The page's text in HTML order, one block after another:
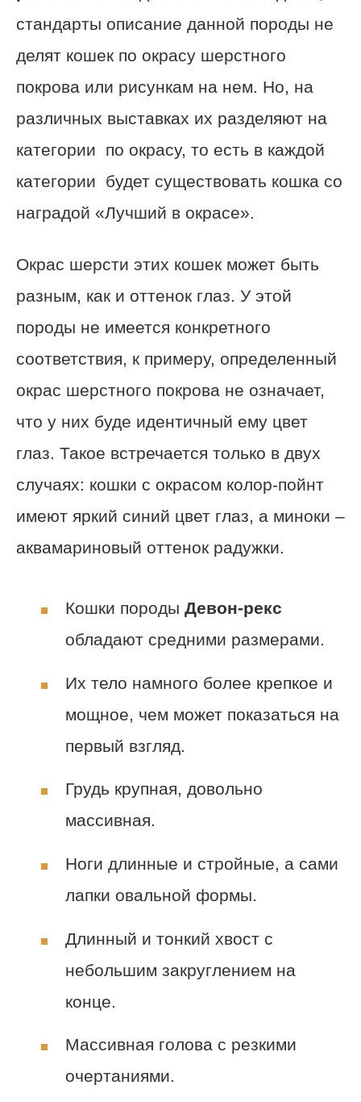
стандарты описание данной породы не
делят кошек по окрасу шерстного
покрова или рисункам на нем. Но, на
различных выставках их разделяют на
категории по окрасу, то есть в каждой
категории будет существовать кошка со
наградой «Лучший в окрасе».
Окрас шерсти этих кошек может быть
разным, как и оттенок глаз. У этой
породы не имеется конкретного
соответствия, к примеру, определенный
окрас шерстного покрова не означает,
что у них буде идентичный ему цвет
глаз. Такое встречается только в двух
случаях: кошки с окрасом колор-пойнт
имеют яркий синий цвет глаз, а миноки –
аквамариновый оттенок радужки.
Кошки породы Девон-рекс
обладают средними размерами.
Их тело намного более крепкое и
мощное, чем может показаться на
первый взгляд.
Грудь крупная, довольно
массивная.
Ноги длинные и стройные, а сами
лапки овальной формы.
Длинный и тонкий хвост с
небольшим закруглением на
конце.
Массивная голова с резкими
очертаниями.